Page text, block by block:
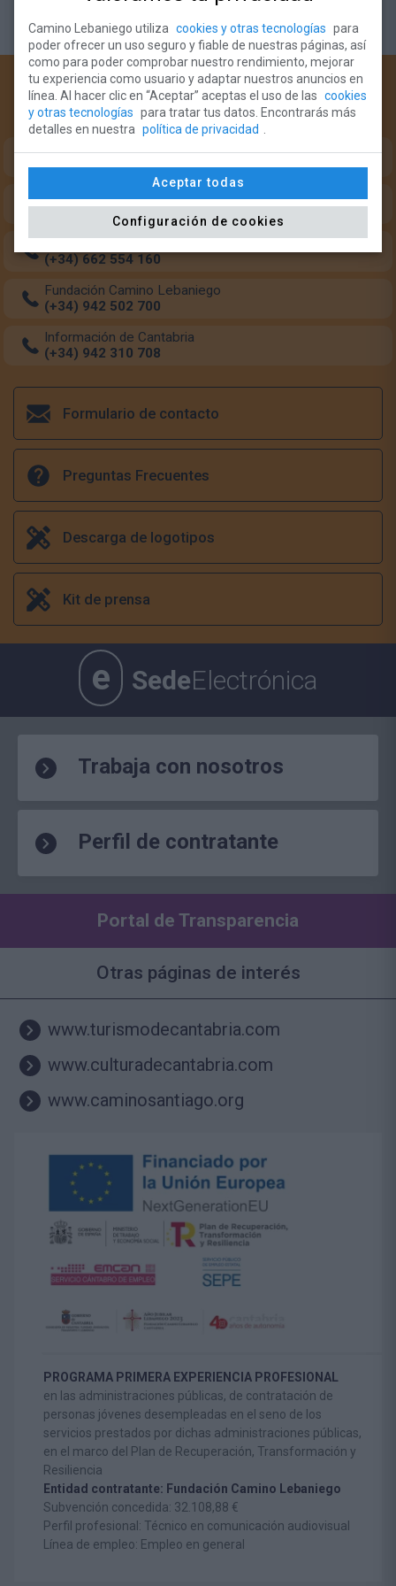
¿Necesitas ayuda?
Teléfonos de intererés para el peregrino:
Oficina del Peregrino (Monasterio Santo Toribio)
(+34) 633 349 684
Oficina del Peregrino (Potes)
(+34) 942 738 126
Transporte de mochilas
(+34) 662 554 160
Fundación Camino Lebaniego
(+34) 942 502 700
Información de Cantabria
(+34) 942 310 708
Formulario de contacto
Preguntas Frecuentes
Descarga de logotipos
Kit de prensa
e SedeElectrónica
Trabaja con nosotros
Perfil de contratante
Portal de Transparencia
Otras páginas de interés
www.turismodecantabria.com
www.culturadecantabria.com
www.caminosantiago.org
PROGRAMA PRIMERA EXPERIENCIA PROFESIONAL
en las administraciones públicas, de contratación de
personas jóvenes desempleadas en el seno de los
servicios prestados por dichas administraciones públicas,
en el marco del Plan de Recuperación, Transformación y
Resiliencia
Entidad contratante: Fundación Camino Lebaniego
Subvención concedida: 32.108,88 €
Perfil profesional: Técnico en comunicación audiovisual
Línea de empleo: Empleo en general
Camino Lebaniego utiliza cookies y otras tecnologías para
poder ofrecer un uso seguro y fiable de nuestras páginas, así
como para poder comprobar nuestro rendimiento, mejorar
tu experiencia como usuario y adaptar nuestros anuncios en
línea. Al hacer clic en “Aceptar” aceptas el uso de las cookies
y otras tecnologías para tratar tus datos. Encontrarás más
detalles en nuestra política de privacidad
Aceptar todas
Configuración de cookies